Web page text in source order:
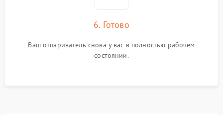
6. Готово
Ваш отпариватель снова у вас в полностью рабочем
состоянии.